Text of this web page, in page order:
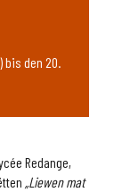
Redange,
„Liewen mat
bis den 20.